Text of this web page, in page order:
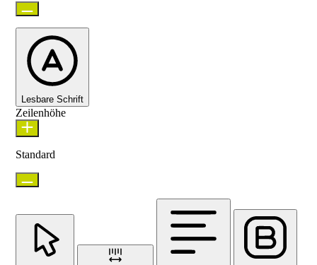
Lesbare Schrift
Zeilenhöhe
Standard